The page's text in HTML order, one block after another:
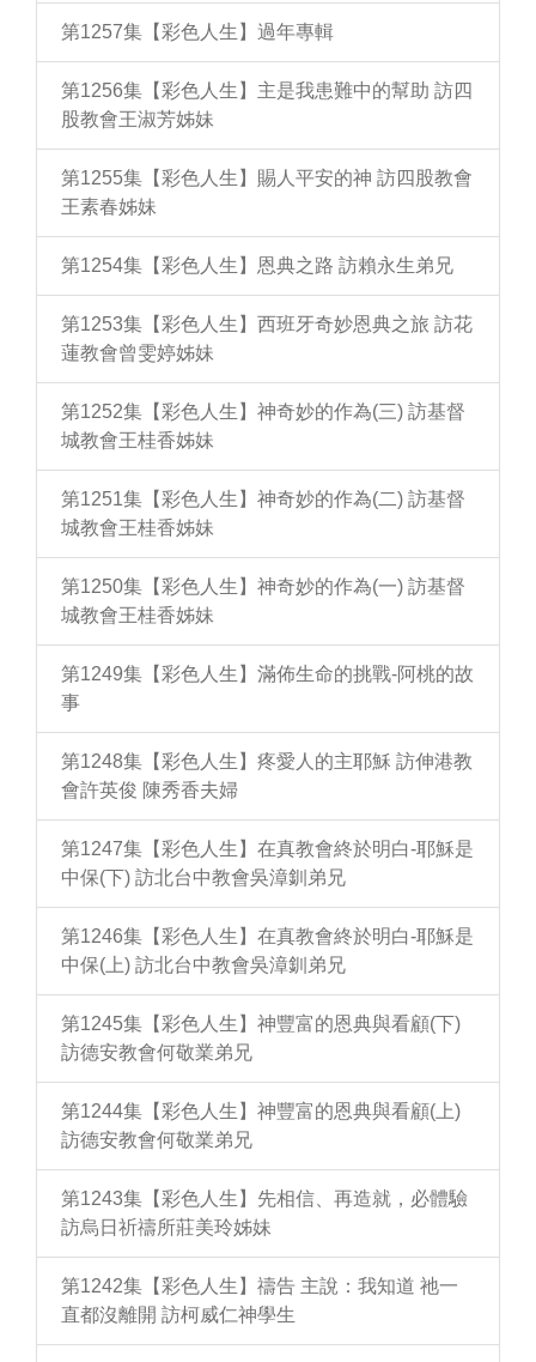
第1257集【彩色人生】過年專輯
第1256集【彩色人生】主是我患難中的幫助 訪四
股教會王淑芳姊妹
第1255集【彩色人生】賜人平安的神 訪四股教會
王素春姊妹
第1254集【彩色人生】恩典之路 訪賴永生弟兄
第1253集【彩色人生】西班牙奇妙恩典之旅 訪花
蓮教會曾雯婷姊妹
第1252集【彩色人生】神奇妙的作為(三) 訪基督
城教會王桂香姊妹
第1251集【彩色人生】神奇妙的作為(二) 訪基督
城教會王桂香姊妹
第1250集【彩色人生】神奇妙的作為(一) 訪基督
城教會王桂香姊妹
第1249集【彩色人生】滿佈生命的挑戰-阿桃的故
事
第1248集【彩色人生】疼愛人的主耶穌 訪伸港教
會許英俊 陳秀香夫婦
第1247集【彩色人生】在真教會終於明白-耶穌是
中保(下) 訪北台中教會吳漳釧弟兄
第1246集【彩色人生】在真教會終於明白-耶穌是
中保(上) 訪北台中教會吳漳釧弟兄
第1245集【彩色人生】神豐富的恩典與看顧(下)
訪德安教會何敬業弟兄
第1244集【彩色人生】神豐富的恩典與看顧(上)
訪德安教會何敬業弟兄
第1243集【彩色人生】先相信、再造就，必體驗
訪烏日祈禱所莊美玲姊妹
第1242集【彩色人生】禱告 主說：我知道 祂一
直都沒離開 訪柯威仁神學生